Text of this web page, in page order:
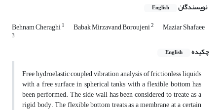
نویسندگان English
Behnam Cheraghi1 Babak Mirzavand Boroujeni2 Maziar Shafaee
3
چکیده English
Free hydroelastic coupled vibration analysis of frictionless liquids
with a free surface in spherical tanks with a flexible bottom has
been performed. The side wall has been considered to treate as a
rigid body. The flexible bottom treats as a membrane at a certain